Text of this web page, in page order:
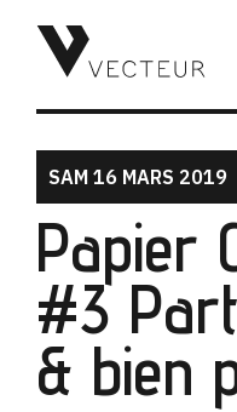
SAM 16 MARS 2019
Papier
#3
& bien